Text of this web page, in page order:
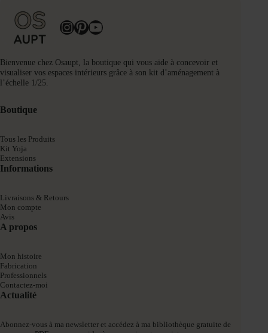
InstagramPinterest YouTube
Bienvenue chez Osaupt, la boutique qui vous aide à concevoir et
visualiser vos espaces intérieurs grâce à son kit d’aménagement à
l’échelle 1/25.
Boutique
Tous les Produits
Kit Yoja
Extensions
Informations
Livraisons & Retours
Mon compte
Avis
A propos
Mon histoire
Fabrication
Professionnels
Contactez-moi
Actualité
Abonnez-vous à ma newsletter et accédez à ma bibliothèque gratuite de